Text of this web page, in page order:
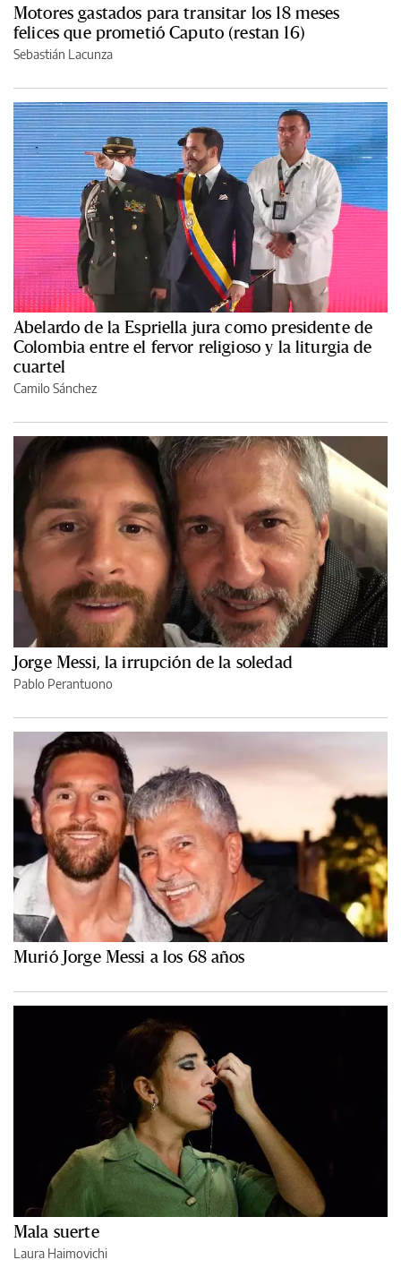
Motores gastados para transitar los 18 meses
felices que prometió Caputo (restan 16)
Sebastián Lacunza
Abelardo de la Espriella jura como presidente de
Colombia entre el fervor religioso y la liturgia de
cuartel
Camilo Sánchez
Jorge Messi, la irrupción de la soledad
Pablo Perantuono
Murió Jorge Messi a los 68 años
Mala suerte
Laura Haimovichi